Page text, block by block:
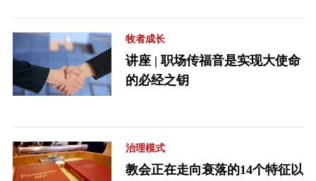
牧者成长
讲座 | 职场传福音是实现大使命
的必经之钥
治理模式
教会正在走向衰落的14个特征以